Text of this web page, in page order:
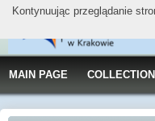
MAIN PAGE
Kontynuując przeglądanie